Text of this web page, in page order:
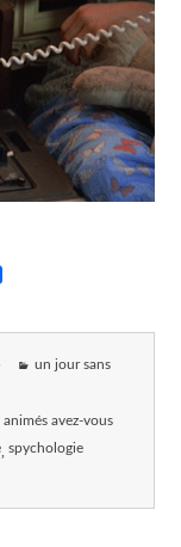
un jour sans
animés avez-vous
spychologie